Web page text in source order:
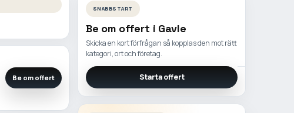
Be om offert
SNABBSTART
Be om offert i Gavle
Skicka en kort förfrågan så kopplas den mot rätt
kategori, ort och företag.
Starta offert